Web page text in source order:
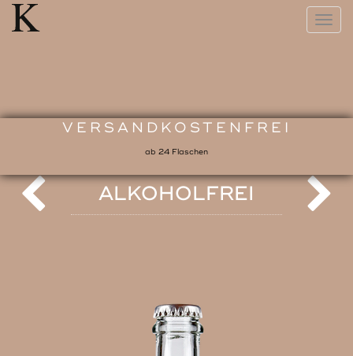
VERSANDKOSTENFREI
ab 24 Flaschen
ALKOHOLFREI